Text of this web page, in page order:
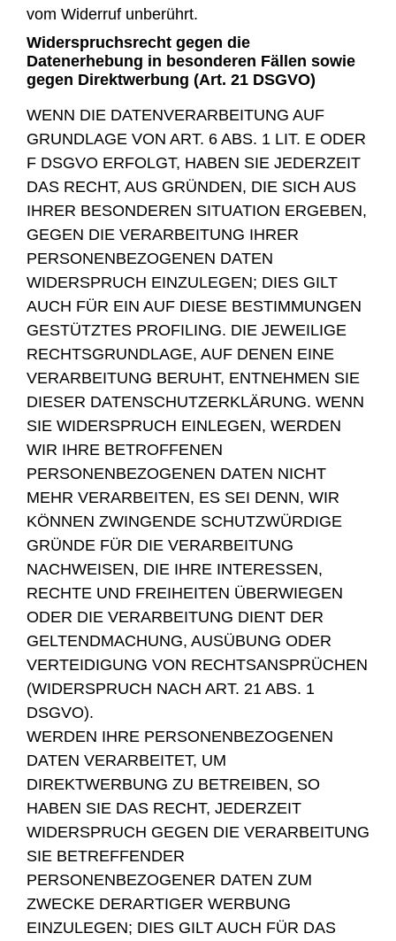
vom Widerruf unberührt.
Widerspruchsrecht gegen die
Datenerhebung in besonderen Fällen sowie
gegen Direktwerbung (Art. 21 DSGVO)
WENN DIE DATENVERARBEITUNG AUF
GRUNDLAGE VON ART. 6 ABS. 1 LIT. E ODER
F DSGVO ERFOLGT, HABEN SIE JEDERZEIT
DAS RECHT, AUS GRÜNDEN, DIE SICH AUS
IHRER BESONDEREN SITUATION ERGEBEN,
GEGEN DIE VERARBEITUNG IHRER
PERSONENBEZOGENEN DATEN
WIDERSPRUCH EINZULEGEN; DIES GILT
AUCH FÜR EIN AUF DIESE BESTIMMUNGEN
GESTÜTZTES PROFILING. DIE JEWEILIGE
RECHTSGRUNDLAGE, AUF DENEN EINE
VERARBEITUNG BERUHT, ENTNEHMEN SIE
DIESER DATENSCHUTZERKLÄRUNG. WENN
SIE WIDERSPRUCH EINLEGEN, WERDEN
WIR IHRE BETROFFENEN
PERSONENBEZOGENEN DATEN NICHT
MEHR VERARBEITEN, ES SEI DENN, WIR
KÖNNEN ZWINGENDE SCHUTZWÜRDIGE
GRÜNDE FÜR DIE VERARBEITUNG
NACHWEISEN, DIE IHRE INTERESSEN,
RECHTE UND FREIHEITEN ÜBERWIEGEN
ODER DIE VERARBEITUNG DIENT DER
GELTENDMACHUNG, AUSÜBUNG ODER
VERTEIDIGUNG VON RECHTSANSPRÜCHEN
(WIDERSPRUCH NACH ART. 21 ABS. 1
DSGVO).
WERDEN IHRE PERSONENBEZOGENEN
DATEN VERARBEITET, UM
DIREKTWERBUNG ZU BETREIBEN, SO
HABEN SIE DAS RECHT, JEDERZEIT
WIDERSPRUCH GEGEN DIE VERARBEITUNG
SIE BETREFFENDER
PERSONENBEZOGENER DATEN ZUM
ZWECKE DERARTIGER WERBUNG
EINZULEGEN; DIES GILT AUCH FÜR DAS